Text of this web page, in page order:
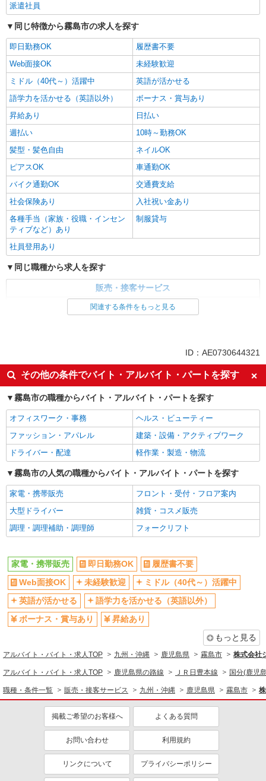
派遣社員
同じ特徴から霧島市の求人を探す
即日勤務OK
履歴書不要
Web面接OK
未経験歓迎
ミドル（40代～）活躍中
英語が活かせる
語学力を活かせる（英語以外）
ボーナス・賞与あり
昇給あり
日払い
週払い
10時～勤務OK
髪型・髪色自由
ネイルOK
ピアスOK
車通勤OK
バイク通勤OK
交通費支給
社会保険あり
入社祝い金あり
各種手当（家族・役職・インセン
ティブなど）あり
制服貸与
社員登用あり
同じ職種から求人を探す
販売・接客サービス
英語が活かせる
ボーナス・賞与あり
日払い
車通勤OK
交通費支給
社会保険あり
社員登用あり
関連する条件をもっと見る
ID：AE0730644321
その他の条件でバイト・アルバイト・パートを探す
霧島市の職種からバイト・アルバイト・パートを探す
オフィスワーク・事務
ヘルス・ビューティー
ファッション・アパレル
建築・設備・アクティブワーク
ドライバー・配達
軽作業・製造・物流
霧島市の人気の職種からバイト・アルバイト・パートを探す
家電・携帯販売
フロント・受付・フロア案内
大型ドライバー
雑貨・コスメ販売
調理・調理補助・調理師
フォークリフト
家電・携帯販売 即日勤務OK
履歴書不要
Web面接OK
未経験歓迎
ミドル（40代～）活躍中
英語が活かせる
語学力を活かせる（英語以外）
ボーナス・賞与あり
昇給あり
もっと見る
アルバイト・バイト・求人TOP 九州・沖縄 鹿児島県 霧島市 株式会社
アルバイト・バイト・求人TOP 鹿児島県の路線 ＪＲ日豊本線 国分(鹿児
職種・条件一覧 販売・接客サービス 九州・沖縄 鹿児島県 霧島市
掲載ご希望のお客様へ よくある質問
お問い合わせ 利用規約
リンクについて プライバシーポリシー